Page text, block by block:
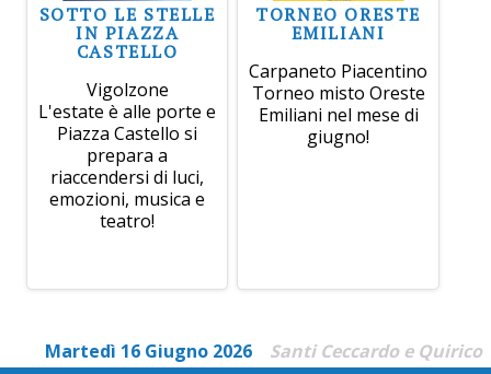
SOTTO LE STELLE
IN PIAZZA
CASTELLO
Vigolzone
L'estate è alle porte e
Piazza Castello si
prepara a
riaccendersi di luci,
emozioni, musica e
teatro!
TORNEO ORESTE
EMILIANI
Carpaneto Piacentino
Torneo misto Oreste
Emiliani nel mese di
giugno!
Martedì 16 Giugno 2026 Santi Ceccardo e Quirico